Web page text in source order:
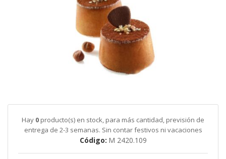
comienzo
galería
imágenes
Hay 0 producto(s) en stock, para más cantidad, previsión de
entrega de 2-3 semanas. Sin contar festivos ni vacaciones
Código M 2420.109